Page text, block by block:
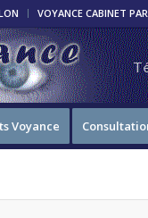
VOYANCE CABINET
Voyance